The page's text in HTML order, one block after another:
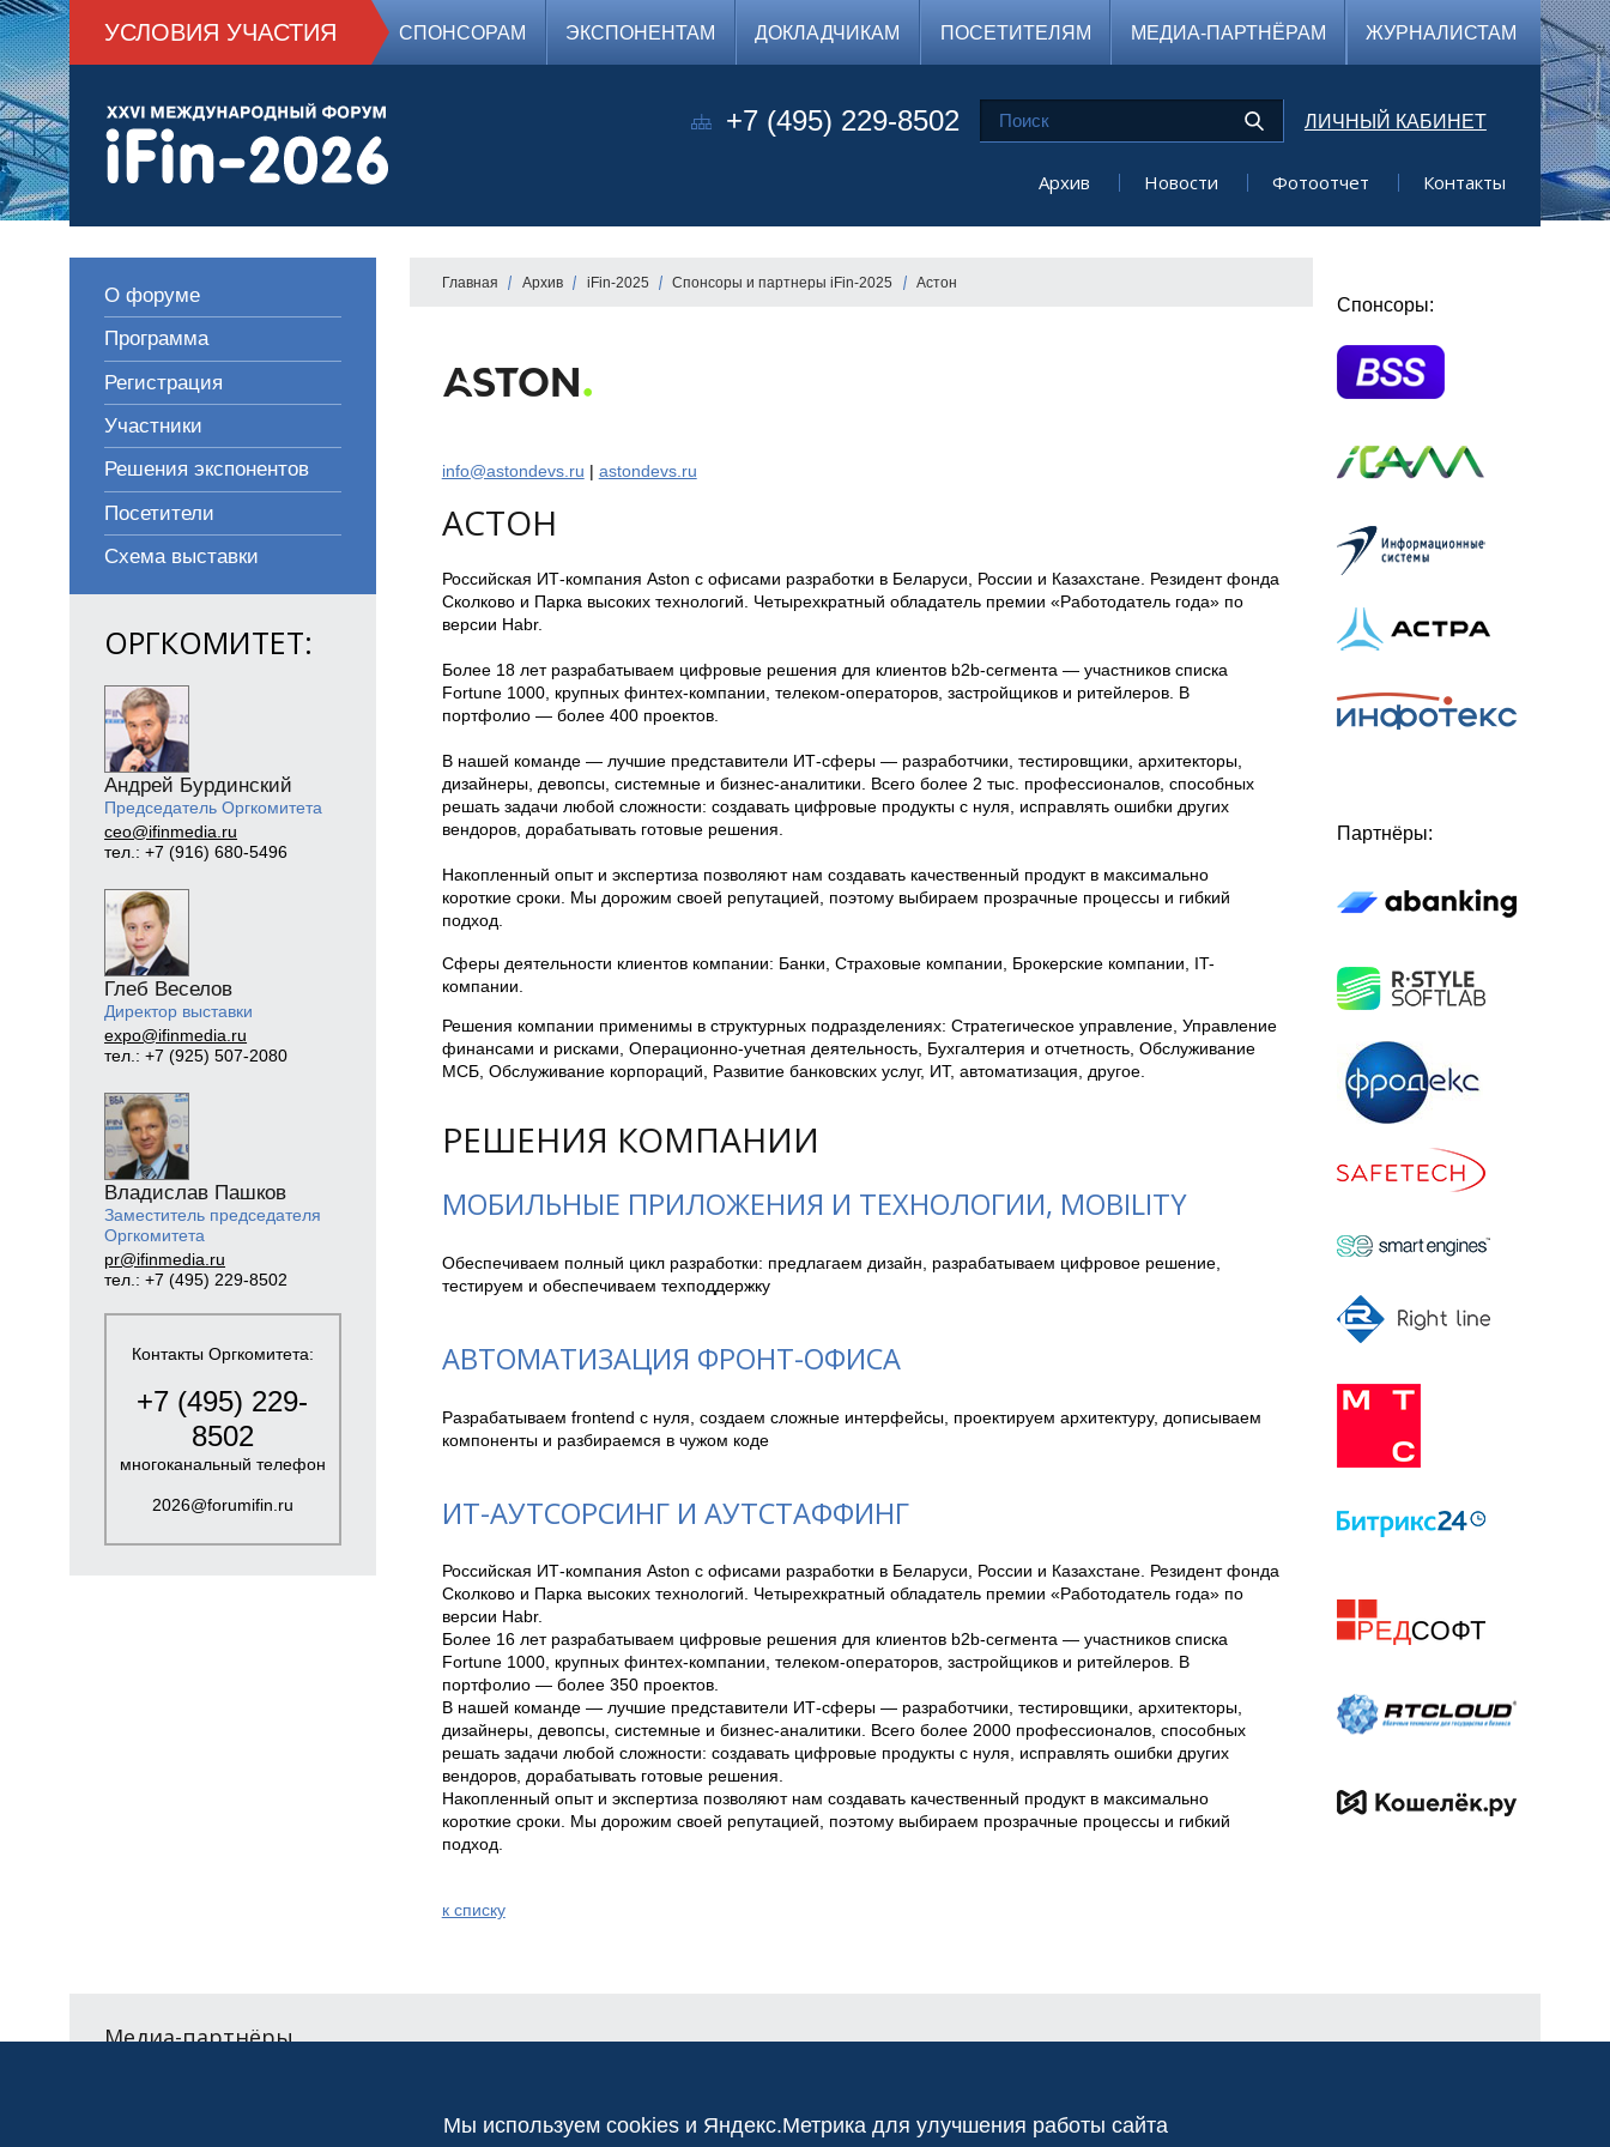
УСЛОВИЯ УЧАСТИЯ СПОНСОРАМ ЭКСПОНЕНТАМ ДОКЛАДЧИКАМ ПОСЕТИТЕЛЯМ МЕДИА-ПАРТНЁРАМ ЖУРНАЛИСТАМ
+7 (495) 229-8502 ЛИЧНЫЙ КАБИНЕТ
Архив Новости Фотоотчет Контакты
О форуме
Программа
Регистрация
Участники
Решения экспонентов
Посетители
Схема выставки
ОРГКОМИТЕТ:
Андрей Бурдинский
Председатель Оргкомитета
ceo@ifinmedia.ru
тел.: +7 (916) 680-5496
Глеб Веселов
Директор выставки
expo@ifinmedia.ru
тел.: +7 (925) 507-2080
Владислав Пашков
Заместитель председателя
Оргкомитета
pr@ifinmedia.ru
тел.: +7 (495) 229-8502
Контакты Оргкомитета:
+7 (495) 229-
8502
многоканальный телефон
2026@forumifin.ru
Главная Архив iFin-2025 Спонсоры и партнеры iFin-2025 Астон
info@astondevs.ru | astondevs.ru
АСТОН
Российская ИТ-компания Aston c офисами разработки в Беларуси, России и Казахстане. Резидент фонда
Сколково и Парка высоких технологий. Четырехкратный обладатель премии «Работодатель года» по
версии Habr.
Более 18 лет разрабатываем цифровые решения для клиентов b2b-сегмента — участников списка
Fortune 1000, крупных финтех-компании, телеком-операторов, застройщиков и ритейлеров. В
портфолио — более 400 проектов.
В нашей команде — лучшие представители ИТ-сферы — разработчики, тестировщики, архитекторы,
дизайнеры, девопсы, системные и бизнес-аналитики. Всего более 2 тыс. профессионалов, способных
решать задачи любой сложности: создавать цифровые продукты с нуля, исправлять ошибки других
вендоров, дорабатывать готовые решения.
Накопленный опыт и экспертиза позволяют нам создавать качественный продукт в максимально
короткие сроки. Мы дорожим своей репутацией, поэтому выбираем прозрачные процессы и гибкий
подход.
Сферы деятельности клиентов компании: Банки, Страховые компании, Брокерские компании, IT-
компании.
Решения компании применимы в структурных подразделениях: Стратегическое управление, Управление
финансами и рисками, Операционно-учетная деятельность, Бухгалтерия и отчетность, Обслуживание
МСБ, Обслуживание корпораций, Развитие банковских услуг, ИТ, автоматизация, другое.
РЕШЕНИЯ КОМПАНИИ
МОБИЛЬНЫЕ ПРИЛОЖЕНИЯ И ТЕХНОЛОГИИ, MOBILITY
Обеспечиваем полный цикл разработки: предлагаем дизайн, разрабатываем цифровое решение,
тестируем и обеспечиваем техподдержку
АВТОМАТИЗАЦИЯ ФРОНТ-ОФИСА
Разрабатываем frontend с нуля, создаем сложные интерфейсы, проектируем архитектуру, дописываем
компоненты и разбираемся в чужом коде
ИТ-АУТСОРСИНГ И АУТСТАФФИНГ
Российская ИТ-компания Aston c офисами разработки в Беларуси, России и Казахстане. Резидент фонда
Сколково и Парка высоких технологий. Четырехкратный обладатель премии «Работодатель года» по
версии Habr.
Более 16 лет разрабатываем цифровые решения для клиентов b2b-сегмента — участников списка
Fortune 1000, крупных финтех-компании, телеком-операторов, застройщиков и ритейлеров. В
портфолио — более 350 проектов.
В нашей команде — лучшие представители ИТ-сферы — разработчики, тестировщики, архитекторы,
дизайнеры, девопсы, системные и бизнес-аналитики. Всего более 2000 профессионалов, способных
решать задачи любой сложности: создавать цифровые продукты с нуля, исправлять ошибки других
вендоров, дорабатывать готовые решения.
Накопленный опыт и экспертиза позволяют нам создавать качественный продукт в максимально
короткие сроки. Мы дорожим своей репутацией, поэтому выбираем прозрачные процессы и гибкий
к спиcку
Спонсоры:
Партнёры:
Медиа-партнёры
Мы используем cookies и Яндекс.Метрика для улучшения работы сайта